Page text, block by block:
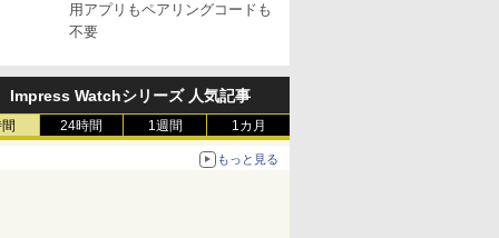
用アプリもペアリングコードも
不要
Impress Watchシリーズ 人気記事
24時間 1週間 1カ月
もっと見る